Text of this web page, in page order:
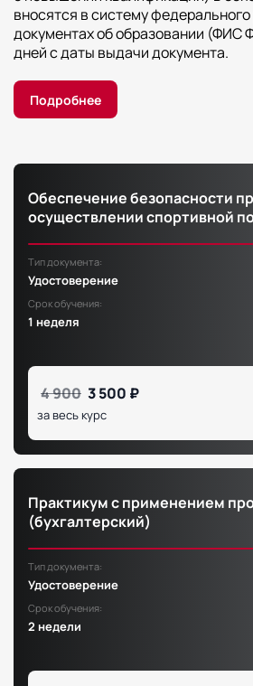
вносятся в систему
документах об образовании (ФИС
дней с даты выдачи документа.
Подробнее
Обеспечение безопасности
осуществлении спортивной
Тип документа:
Удостоверение
Срок обучения:
1 неделя
4 900 3 500 ₽
за весь курс
Практикум с применением
(бухгалтерский)
Тип документа:
Удостоверение
Срок обучения:
2 недели